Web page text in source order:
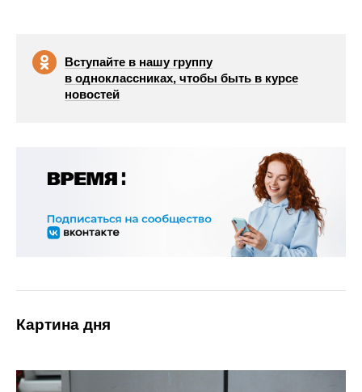
Вступайте в нашу группу
в одноклассниках, чтобы быть в курсе
новостей
Картина дня